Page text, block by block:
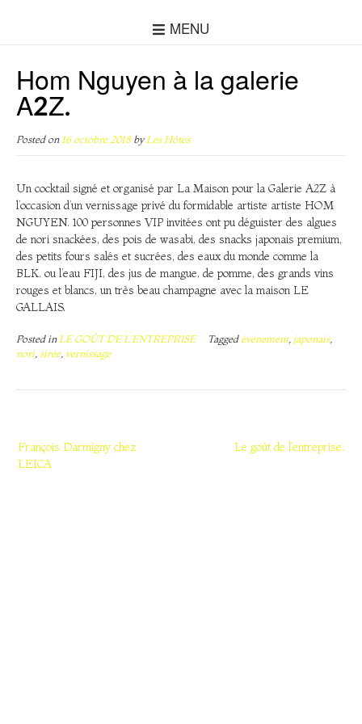
MENU
Hom Nguyen à la galerie
A2Z.
Posted on 16 octobre 2018by Les Hôtes
Un cocktail signé et organisé par La Maison pour la Galerie A2Z à
l’occasion d’un vernissage privé du formidable artiste artiste HOM
NGUYEN. 100 personnes VIP invitées ont pu déguister des algues
de nori snackées, des pois de wasabi, des snacks japonais premium,
des petits fours salés et sucrées, des eaux du monde comme la
BLK. ou l’eau FIJI, des jus de mangue, de pomme, des grands vins
rouges et blancs, un très beau champagne avec la maison LE
GALLAIS.
Posted in LE GOÛT DE L'ENTREPRISE Tagged événement, japonais,
nori, sirée, vernissage
Navigation
de
l’article
Le goût de l’entreprise.
François Darmigny chez
LEICA